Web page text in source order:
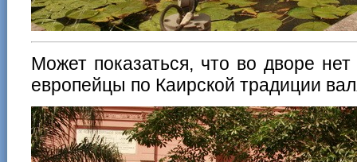
Может показаться, что во дворе
европейцы по Каирской традиции